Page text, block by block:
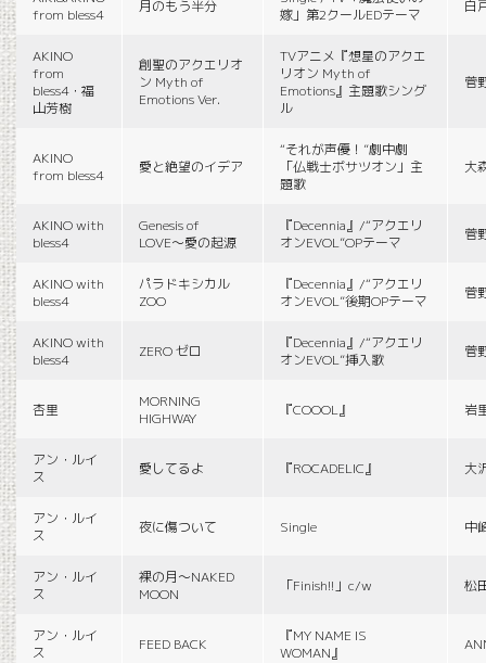
from bless4
月のもう半分
嫁」第2クールEDテーマ
白
AKINO
from
bless4・福
山芳樹
創聖のアクエリオ
ン Myth of
Emotions Ver.
TVアニメ『想星のアクエ
リオン Myth of
Emotions』主題歌シング
ル
菅
AKINO
from bless4
愛と絶望のイデア
“それが声優！”劇中劇
「仏戦士ボサツオン」主
題歌
大
AKINO with
bless4
Genesis of
LOVE〜愛の起源
『Decennia』/“アクエリ
オンEVOL”OPテーマ
菅
AKINO with
bless4
パラドキシカル
ZOO
『Decennia』/“アクエリ
オンEVOL”後期OPテーマ
菅
AKINO with
bless4
ZERO ゼロ
『Decennia』/“アクエリ
オンEVOL”挿入歌
菅
杏里
MORNING
HIGHWAY
『COOOL』 岩
アン・ルイ
ス
愛してるよ 『ROCADELIC』 大
アン・ルイ
ス
夜に傷ついて Single 中
アン・ルイ
ス
裸の月〜NAKED
MOON
「Finish!!」c/w 松
アン・ルイ
ス
FEED BACK
『MY NAME IS
WOMAN』